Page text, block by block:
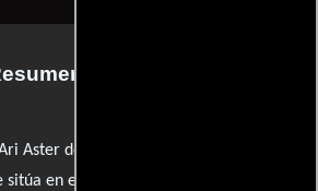
de reseñas
Aster despliega un ritual
en el cruce entre la venganza y